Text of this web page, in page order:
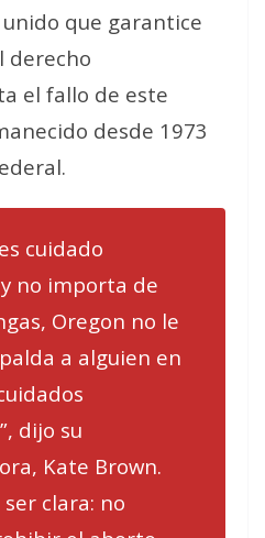
que garantice
derecho
el fallo de este
desde 1973
cuidado
no importa de
Oregon no le
a alguien en
dijo su
Kate Brown.
clara: no